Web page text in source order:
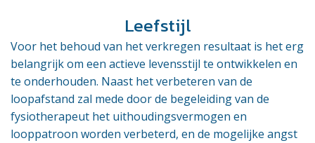
Leefstijl
Voor het behoud van het verkregen resultaat is het erg
belangrijk om een actieve levensstijl te ontwikkelen en
te onderhouden. Naast het verbeteren van de
loopafstand zal mede door de begeleiding van de
fysiotherapeut het uithoudingsvermogen en
looppatroon worden verbeterd, en de mogelijke angst